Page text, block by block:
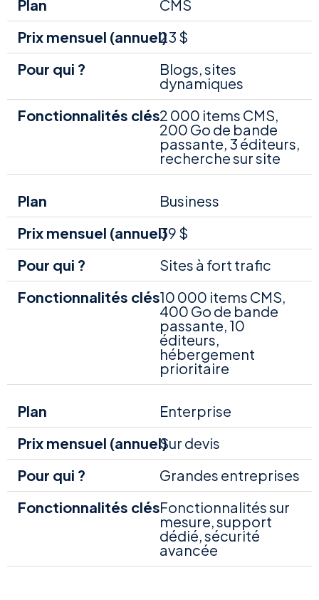
CMS
23 $
Blogs, sites
dynamiques
2 000 items CMS,
200 Go de bande
passante, 3 éditeurs,
recherche sur site
Business
39 $
Sites à fort trafic
10 000 items CMS,
400 Go de bande
passante, 10
éditeurs,
hébergement
prioritaire
Enterprise
Sur devis
Grandes entreprises
Fonctionnalités sur
mesure, support
dédié, sécurité
avancée